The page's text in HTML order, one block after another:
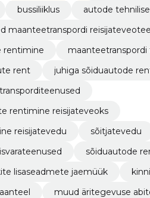
bussiliiklus
autode
maanteetranspordi
rentimine
maanteetranspordi
rent
juhiga sõiduautode
rentimine reisijateveoks
reisijatevedu
sõitjatevedu
sõiduautode
lisaseadmete jaemüük
muud äritegevuse